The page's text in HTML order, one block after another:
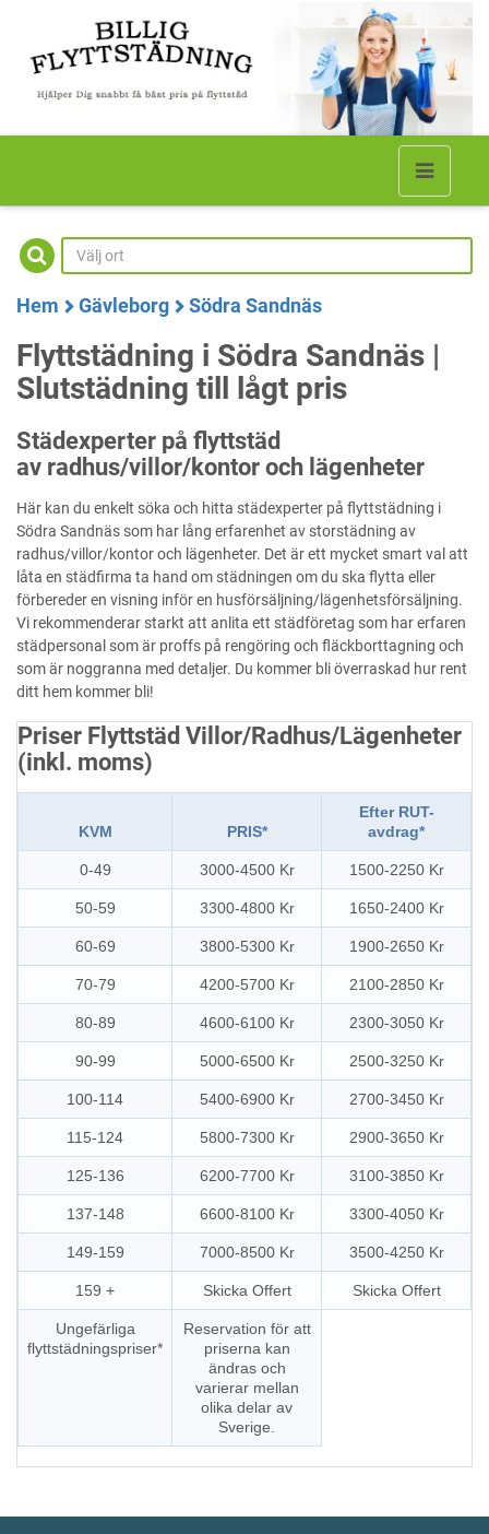
Hem Gävleborg Södra Sandnäs
Flyttstädning i Södra Sandnäs |
Slutstädning till lågt pris
Städexperter på flyttstäd
av radhus/villor/kontor och lägenheter
Här kan du enkelt söka och hitta städexperter på flyttstädning i
Södra Sandnäs som har lång erfarenhet av storstädning av
radhus/villor/kontor och lägenheter. Det är ett mycket smart val att
låta en städfirma ta hand om städningen om du ska flytta eller
förbereder en visning inför en husförsäljning/lägenhetsförsäljning.
Vi rekommenderar starkt att anlita ett städföretag som har erfaren
städpersonal som är proffs på rengöring och fläckborttagning och
som är noggranna med detaljer. Du kommer bli överraskad hur rent
ditt hem kommer bli!
Priser Flyttstäd Villor/Radhus/Lägenheter
(inkl. moms)
KVM PRIS*
Efter RUT-
avdrag*
0-49 3000-4500 Kr 1500-2250 Kr
50-59 3300-4800 Kr 1650-2400 Kr
60-69 3800-5300 Kr 1900-2650 Kr
70-79 4200-5700 Kr 2100-2850 Kr
80-89 4600-6100 Kr 2300-3050 Kr
90-99 5000-6500 Kr 2500-3250 Kr
100-114 5400-6900 Kr 2700-3450 Kr
115-124 5800-7300 Kr 2900-3650 Kr
125-136 6200-7700 Kr 3100-3850 Kr
137-148 6600-8100 Kr 3300-4050 Kr
149-159 7000-8500 Kr 3500-4250 Kr
159 + Skicka Offert Skicka Offert
Ungefärliga
flyttstädningspriser*
Reservation för att
priserna kan
ändras och
varierar mellan
olika delar av
Sverige.